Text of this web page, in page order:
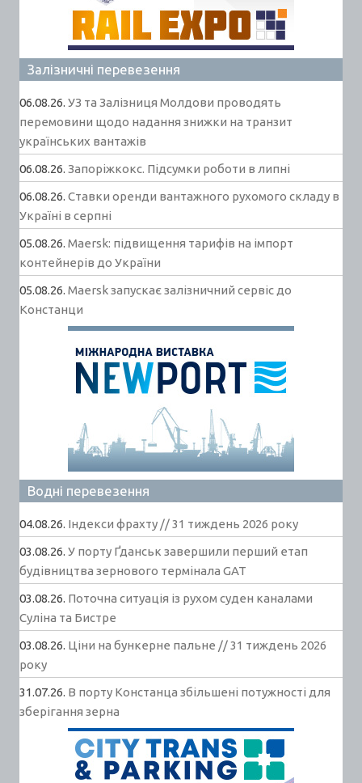
Залізничні перевезення
06.08.26. УЗ та Залізниця Молдови проводять
перемовини щодо надання знижки на транзит
українських вантажів
06.08.26. Запоріжкокс. Підсумки роботи в липні
06.08.26. Ставки оренди вантажного рухомого складу в
Україні в серпні
05.08.26. Maersk: підвищення тарифів на імпорт
контейнерів до України
05.08.26. Maersk запускає залізничний сервіс до
Констанци
Водні перевезення
04.08.26. Індекси фрахту // 31 тиждень 2026 року
03.08.26. У порту Ґданськ завершили перший етап
будівництва зернового термінала GAT
03.08.26. Поточна ситуація із рухом суден каналами
Суліна та Бистре
03.08.26. Ціни на бункерне пальне // 31 тиждень 2026
року
31.07.26. В порту Констанца збільшені потужності для
зберігання зерна